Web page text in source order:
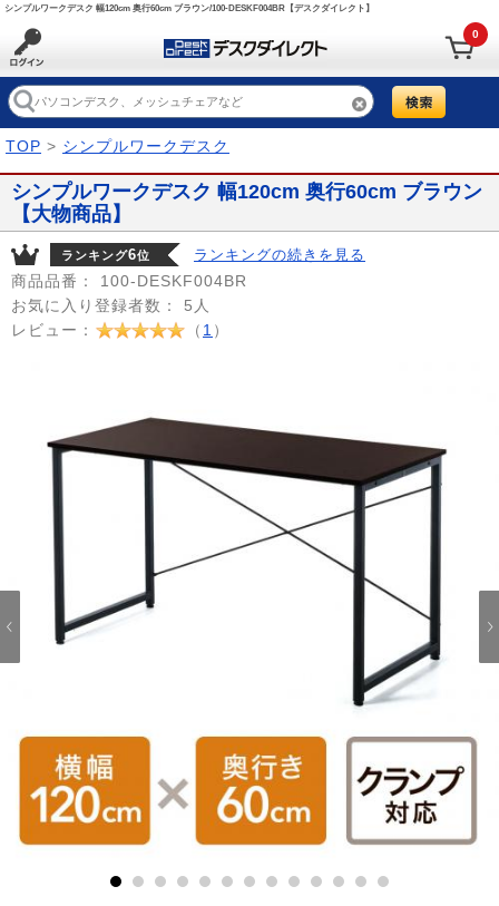
シンプルワークデスク 幅120cm 奥行60cm ブラウン/100-DESKF004BR【デスクダイレクト】
0
TOP > シンプルワークデスク
シンプルワークデスク 幅120cm 奥行60cm ブラウン
【大物商品】
ランキング6位 ランキングの続きを見る
商品品番：
100-DESKF004BR
お気に入り登録者数：
5人
レビュー：
（ 1 ）
10 11 12